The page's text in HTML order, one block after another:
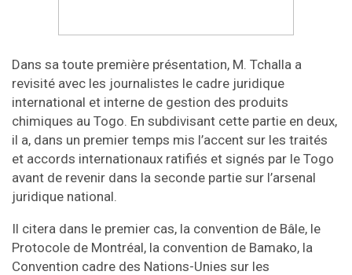
Dans sa toute première présentation, M. Tchalla a
revisité avec les journalistes le cadre juridique
international et interne de gestion des produits
chimiques au Togo. En subdivisant cette partie en deux,
il a, dans un premier temps mis l’accent sur les traités
et accords internationaux ratifiés et signés par le Togo
avant de revenir dans la seconde partie sur l’arsenal
juridique national.
Il citera dans le premier cas, la convention de Bâle, le
Protocole de Montréal, la convention de Bamako, la
Convention cadre des Nations-Unies sur les